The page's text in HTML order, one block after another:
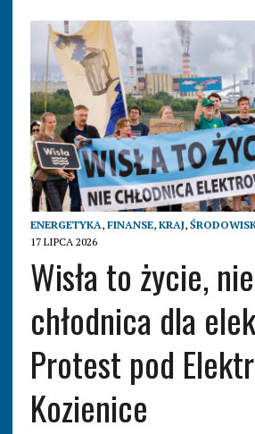
ENERGETYKA, FINANSE, KRAJ,
17 LIPCA 2026
Wisła to życie, nie
chłodnica dla
Protest pod
Kozienice